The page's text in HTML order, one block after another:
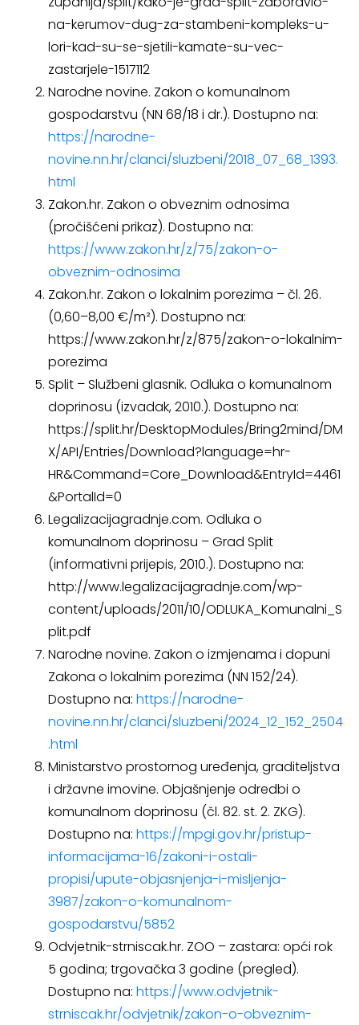
na-kerumov-dug-za-stambeni-kompleks-u-
lori-kad-su-se-sjetili-kamate-su-vec-
zastarjele-1517112
Narodne novine. Zakon o komunalnom
gospodarstvu (NN 68/18 i dr.). Dostupno na:
https://narodne-
novine.nn.hr/clanci/sluzbeni/2018_07_68_1393.
html
Zakon.hr. Zakon o obveznim odnosima
(pročišćeni prikaz). Dostupno na:
https://www.zakon.hr/z/75/zakon-o-
obveznim-odnosima
Zakon.hr. Zakon o lokalnim porezima – čl. 26.
(0,60–8,00 €/m²). Dostupno na:
https://www.zakon.hr/z/875/zakon-o-lokalnim-
porezima
Split – Službeni glasnik. Odluka o komunalnom
doprinosu (izvadak, 2010.). Dostupno na:
https://split.hr/DesktopModules/Bring2mind/DM
X/API/Entries/Download?language=hr-
HR&Command=Core_Download&EntryId=4461
&PortalId=0
Legalizacijagradnje.com. Odluka o
komunalnom doprinosu – Grad Split
(informativni prijepis, 2010.). Dostupno na:
http://www.legalizacijagradnje.com/wp-
content/uploads/2011/10/ODLUKA_Komunalni_S
plit.pdf
Narodne novine. Zakon o izmjenama i dopuni
Zakona o lokalnim porezima (NN 152/24).
Dostupno na: https://narodne-
novine.nn.hr/clanci/sluzbeni/2024_12_152_2504
.html
Ministarstvo prostornog uređenja, graditeljstva
i državne imovine. Objašnjenje odredbi o
komunalnom doprinosu (čl. 82. st. 2. ZKG).
Dostupno na: https://mpgi.gov.hr/pristup-
informacijama-16/zakoni-i-ostali-
propisi/upute-objasnjenja-i-misljenja-
3987/zakon-o-komunalnom-
gospodarstvu/5852
Odvjetnik-strniscak.hr. ZOO – zastara: opći rok
5 godina; trgovačka 3 godine (pregled).
Dostupno na: https://www.odvjetnik-
strniscak.hr/odvjetnik/zakon-o-obveznim-